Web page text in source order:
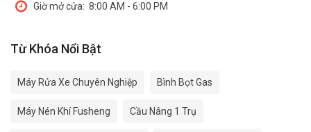
Giờ mở cửa: 8:00 AM - 6:00 PM
Từ Khóa Nổi Bật
Máy Rửa Xe Chuyên Nghiệp Bình Bọt Gas
Máy Nén Khí Fusheng Cầu Nâng 1 Trụ